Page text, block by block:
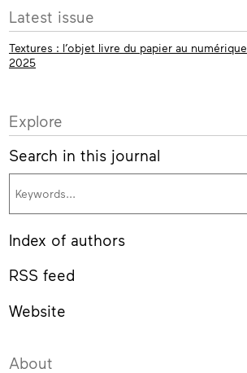
More
info
Latest issue
Textures : l’objet livre du papier au numérique
2025
Explore
Search in this journal
Index of authors
RSS feed
Website
About